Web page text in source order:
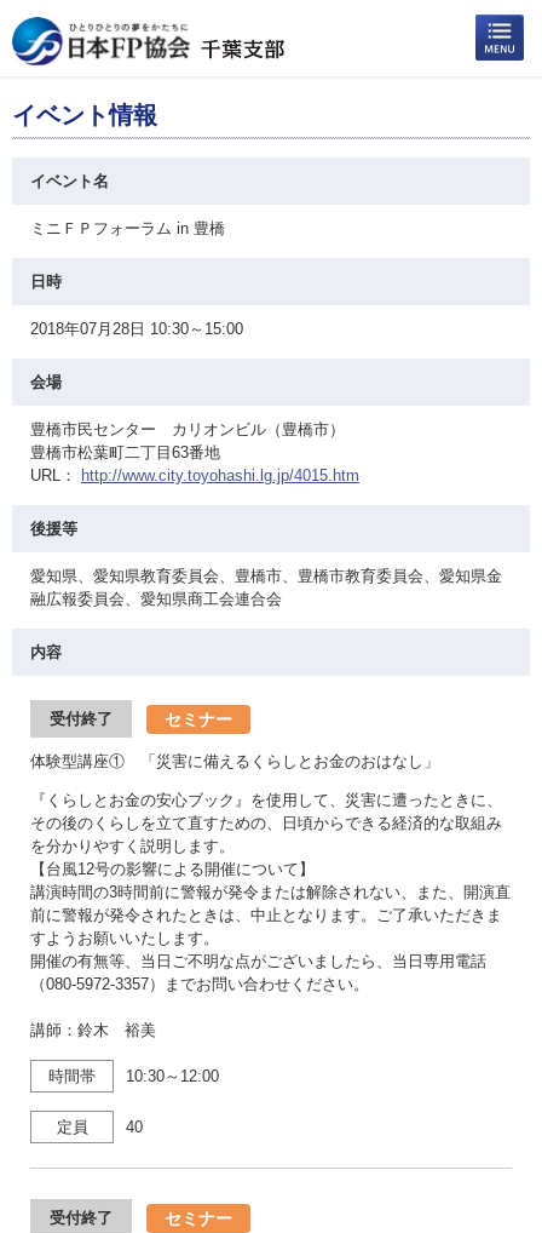
イベント情報
イベント名
ミニＦＰフォーラム in 豊橋
日時
2018年07月28日 10:30～15:00
会場
豊橋市民センター カリオンビル（豊橋市）
豊橋市松葉町二丁目63番地
URL：
http://www.city.toyohashi.lg.jp/4015.htm
後援等
愛知県、愛知県教育委員会、豊橋市、豊橋市教育委員会、愛知県金
融広報委員会、愛知県商工会連合会
内容
受付終了 セミナー
体験型講座① 「災害に備えるくらしとお金のおはなし」
『くらしとお金の安心ブック』を使用して、災害に遭ったときに、
その後のくらしを立て直すための、日頃からできる経済的な取組み
を分かりやすく説明します。
【台風12号の影響による開催について】
講演時間の3時間前に警報が発令または解除されない、また、開演直
前に警報が発令されたときは、中止となります。ご了承いただきま
すようお願いいたします。
開催の有無等、当日ご不明な点がございましたら、当日専用電話
（080-5972-3357）までお問い合わせください。
講師：鈴木 裕美
時間帯 10:30～12:00
定員 40
受付終了 セミナー